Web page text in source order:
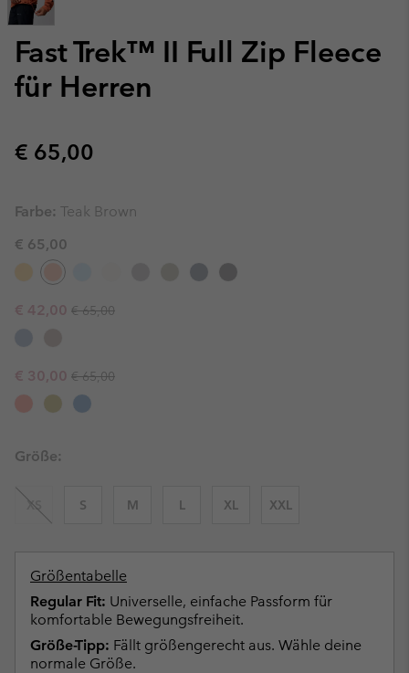
Fast Trek™ II Full Zip Fleece
für Herren
Regular price:
€ 65,00
Farbe: Teak Brown
€ 65,00
Sale price:
€ 42,00 Regular price:
€ 65,00
Sale price:
€ 30,00 Regular price:
€ 65,00
Größe:
XS S M L XL XXL
Größentabelle
Regular Fit: Universelle, einfache Passform für
komfortable Bewegungsfreiheit.
Größe-Tipp: Fällt größengerecht aus. Wähle deine
normale Größe.